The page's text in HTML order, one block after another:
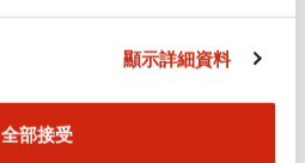
顯示詳細資料
全部接受
認證與標準